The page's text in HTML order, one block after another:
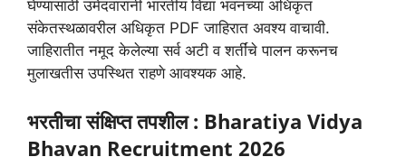
घेण्यासाठी उमेदवारांनी भारतीय विद्या भवनच्या अधिकृत
संकेतस्थळावरील अधिकृत PDF जाहिरात अवश्य वाचावी.
जाहिरातीत नमूद केलेल्या सर्व अटी व शर्तींचे पालन करूनच
मुलाखतीस उपस्थित राहणे आवश्यक आहे.
भरतीचा संक्षिप्त तपशील : Bharatiya Vidya
Bhavan Recruitment 2026